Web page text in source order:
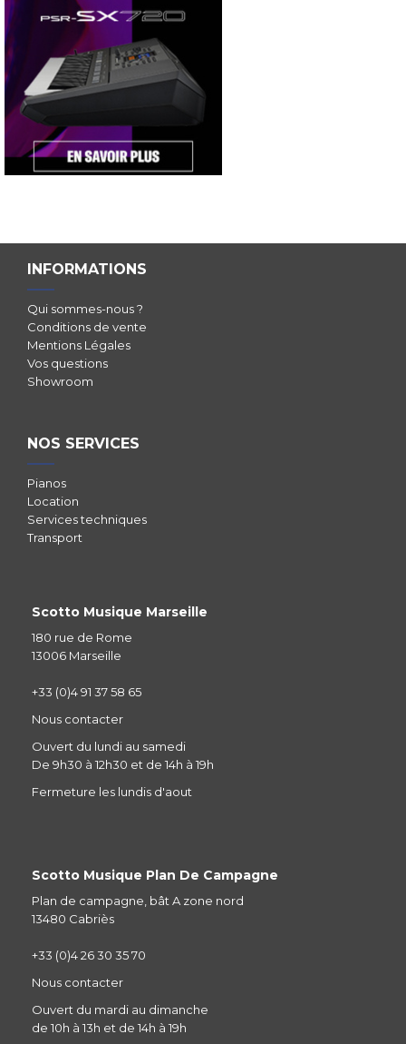
INFORMATIONS
Qui sommes-nous ?
Conditions de vente
Mentions Légales
Vos questions
Showroom
NOS SERVICES
Pianos
Location
Services techniques
Transport
Scotto Musique Marseille
180 rue de Rome
13006 Marseille
+33 (0)4 91 37 58 65
Nous contacter
Ouvert du lundi au samedi
De 9h30 à 12h30 et de 14h à 19h
Fermeture les lundis d'aout
Scotto Musique Plan De Campagne
Plan de campagne, bât A zone nord
13480 Cabriès
+33 (0)4 26 30 35 70
Nous contacter
Ouvert du mardi au dimanche
de 10h à 13h et de 14h à 19h